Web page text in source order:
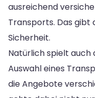
ausreichend
Transports. Das gibt
Sicherheit.
Natürlich spielt auch
Auswahl eines
die Angebote